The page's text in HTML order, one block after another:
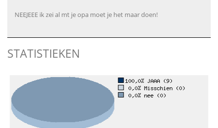
NEEJEEE ik zei al mt je opa moet je het maar doen!
STATISTIEKEN